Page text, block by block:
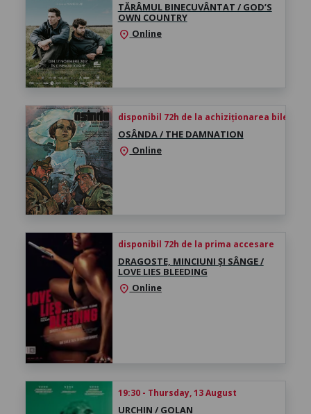
TĂRÂMUL BINECUVÂNTAT / GOD’S
OWN COUNTRY
location_on Online
disponibil 72h de la achiziționarea biletului
OSÂNDA / THE DAMNATION
location_on Online
disponibil 72h de la prima accesare
DRAGOSTE, MINCIUNI ȘI SÂNGE /
LOVE LIES BLEEDING
location_on Online
19:30 - Thursday, 13 August
URCHIN / GOLAN